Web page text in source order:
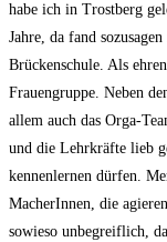
habe ich in Trostberg
Jahre, da fand
Brückenschule. Als
Frauengruppe. Neben
allem auch das Orga-
und die Lehrkräfte lieb
kennenlernen dürfen.
MacherInnen, die
sowieso unbegreiflich,